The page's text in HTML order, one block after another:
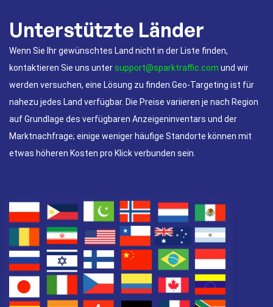
Unterstützte Länder
Wenn Sie Ihr gewünschtes Land nicht in der Liste finden,
kontaktieren Sie uns untersupport@sparktraffic.com und wir
werden versuchen, eine Lösung zu finden.Geo-Targeting ist für
nahezu jedes Land verfügbar. Die Preise variieren je nach Region
auf Grundlage des verfügbaren Anzeigeninventars und der
Marktnachfrage; einige weniger häufige Standorte können mit
etwas höheren Kosten pro Klick verbunden sein.